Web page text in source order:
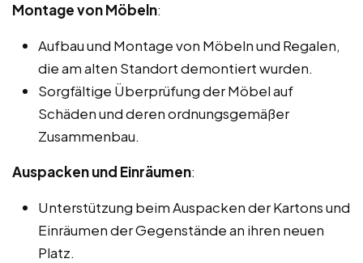
Montage von Möbeln:
Aufbau und Montage von Möbeln und Regalen,
die am alten Standort demontiert wurden.
Sorgfältige Überprüfung der Möbel auf
Schäden und deren ordnungsgemäßer
Zusammenbau.
Auspacken und Einräumen:
Unterstützung beim Auspacken der Kartons und
Einräumen der Gegenstände an ihren neuen
Platz.